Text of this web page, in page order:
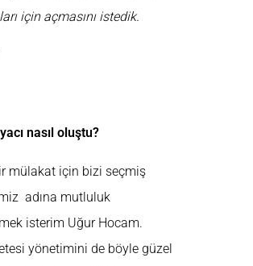
için açmasını istedik.
nasıl oluştu?
mülakat için bizi seçmiş
adına mutluluk
isterim Uğur Hocam.
yönetimini de böyle güzel